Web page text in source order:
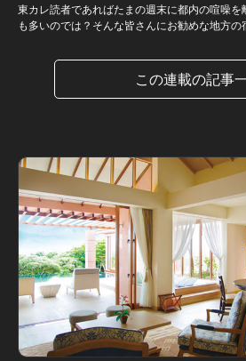
東カレ読者であればたまの週末に都内の喧噪
も多いのでは？そんな皆さんにお勧めな地方の
この連載の記事